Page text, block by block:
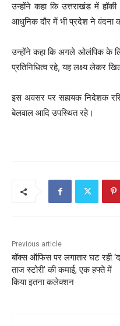
उन्होंने कहा कि उत्तराखंड में
आधुनिक दौर में भी प्रदेश ने वंदना
उन्होंने कहा कि अगले ओलंपिक के
प्रतिनिधित्व रहे, यह लक्ष्य लेकर
इस अवसर पर सहायक निदेशक
बेलवाल आदि उपस्थित रहे।
Previous article
बॉक्स ऑफिस पर लगातार घट रही ‘द
ताज स्टोरी’ की कमाई, एक हफ्ते में
किया इतना कलेक्शन